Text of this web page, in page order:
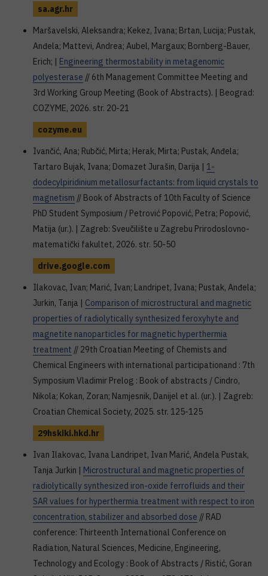
sa.agr.hr
Maršavelski, Aleksandra; Kekez, Ivana; Brtan, Lucija; Pustak,
Anđela; Mattevi, Andrea; Aubel, Margaux; Bornberg-Bauer,
Erich; | Engineering thermostability in metagenomic
polyesterase // 6th Management Committee Meeting and
3rd Working Group Meeting (Book of Abstracts). | Beograd:
COZYME, 2026. str. 20-21
cozyme.eu
Ivančić, Ana; Rubčić, Mirta; Herak, Mirta; Pustak, Anđela;
Tartaro Bujak, Ivana; Domazet Jurašin, Darija | 1-
dodecylpiridinium metallosurfactants: from liquid crystals to
magnetism // Book of Abstracts of 10th Faculty of Science
PhD Student Symposium / Petrović Popović, Petra; Popović,
Matija (ur.). | Zagreb: Sveučilište u Zagrebu Prirodoslovno-
matematički fakultet, 2026. str. 50-50
drive.google.com
Ilakovac, Ivan; Marić, Ivan; Landripet, Ivana; Pustak, Anđela;
Jurkin, Tanja | Comparison of microstructural and magnetic
properties of radiolytically synthesized feroxyhyte and
magnetite nanoparticles for magnetic hyperthermia
treatment // 29th Croatian Meeting of Chemists and
Chemical Engineers with international participationand : 7th
Symposium Vladimir Prelog : Book of abstracts / Cindro,
Nikola; Kokan, Zoran; Namjesnik, Danijel et al. (ur.). | Zagreb:
Croatian Chemical Society, 2025. str. 125-125
29hskiki.hkd.hr
Ivan Ilakovac, Ivana Landripet, Ivan Marić, Anđela Pustak,
Tanja Jurkin | Microstructural and magnetic properties of
radiolytically synthesized iron-oxide ferrofluids and their
SAR values for hyperthermia treatment with respect to iron
concentration, stabilizer and absorbed dose // RAD
conference: Thirteenth International Conference on
Radiation, Natural Sciences, Medicine, Engineering,
Technology and Ecology : Book of Abstracts / Ristić, Goran